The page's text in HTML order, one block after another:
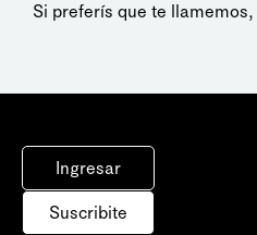
Si preferís que te llamemos,
Ingresar
Suscribite